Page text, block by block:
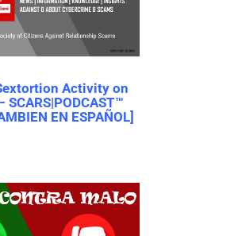
Activity on
SCARS|PODCAST™
EN ESPAÑOL]